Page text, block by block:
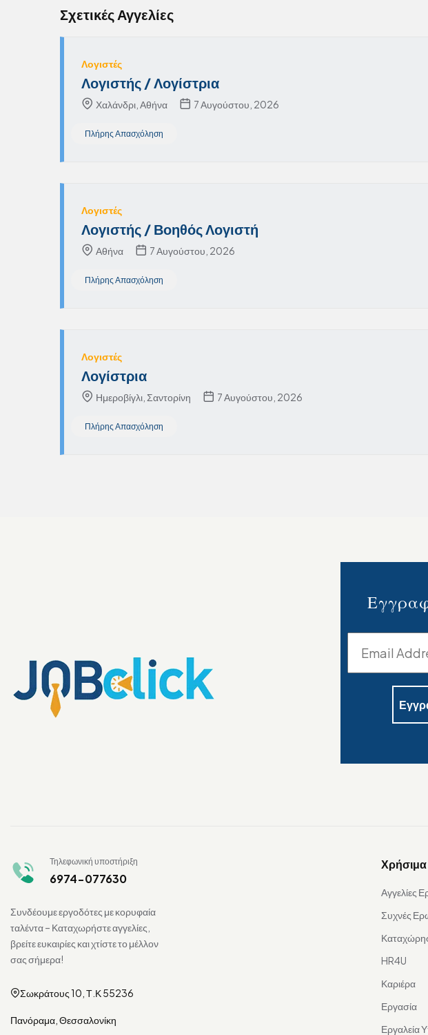
Σχετικές Αγγελίες
Λογιστές
Λογιστής / Λογίστρια
Χαλάνδρι, Αθήνα 7 Αυγούστου, 2026
Πλήρης Απασχόληση
Λογιστές
Λογιστής / Βοηθός Λογιστή
Αθήνα 7 Αυγούστου, 2026
Πλήρης Απασχόληση
Λογιστές
Λογίστρια
Ημεροβίγλι, Σαντορίνη 7 Αυγούστου, 2026
Πλήρης Απασχόληση
Τηλεφωνική υποστήριξη
6974-077630
Συνδέουμε εργοδότες με κορυφαία
ταλέντα – Καταχωρήστε αγγελίες,
βρείτε ευκαιρίες και χτίστε το μέλλον
σας σήμερα!
Σωκράτους 10, Τ.Κ 55236
Πανόραμα, Θεσσαλονίκη
Χρήσιμα
Αγγελίες
Συχνές
HR4U
Καριέρα
Εργασία
Εργαλεία